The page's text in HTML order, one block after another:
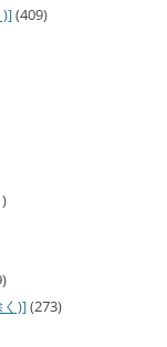
)](409)
く)](273)